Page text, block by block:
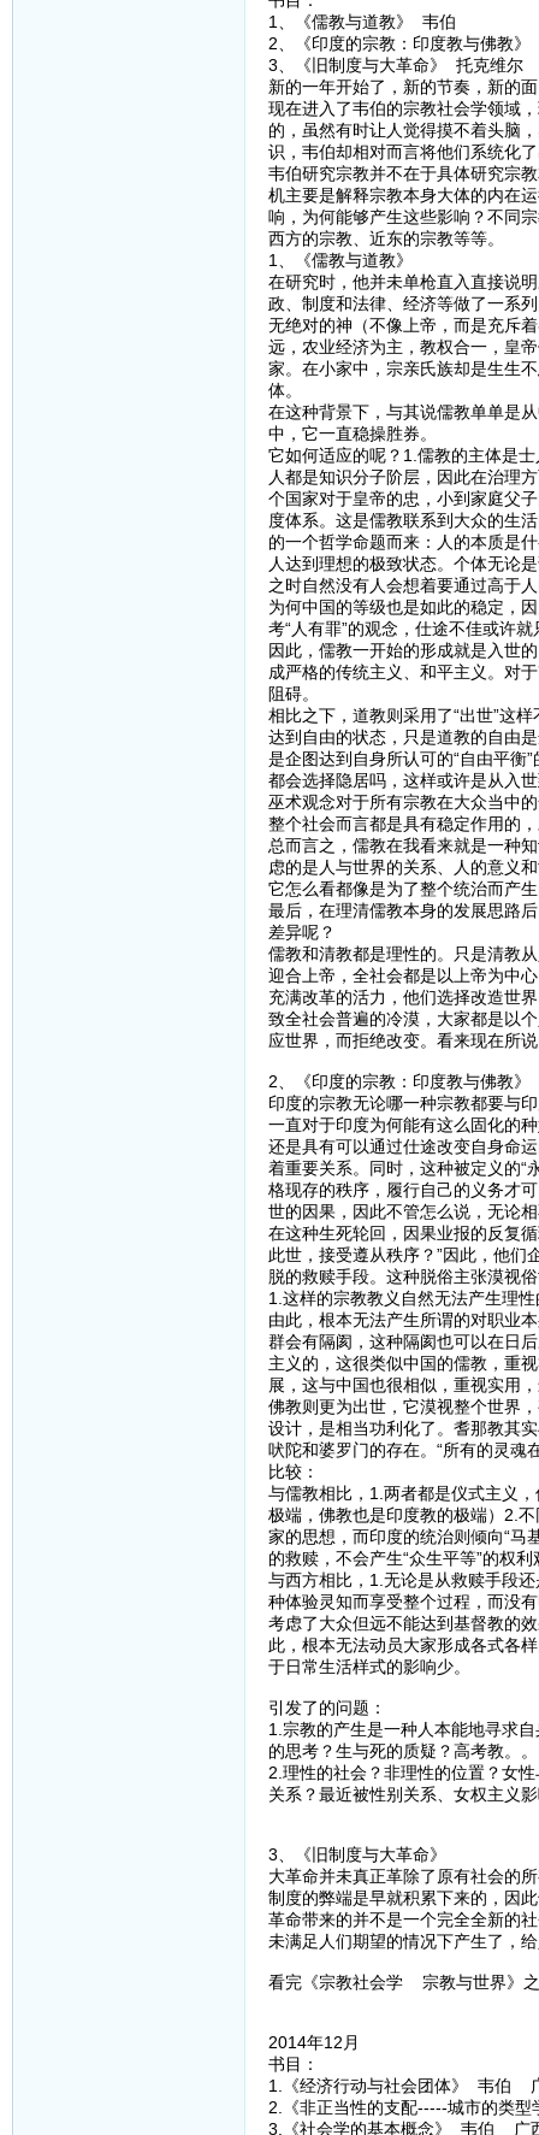
1、《儒教与道教》 韦伯
2、《印度的宗教：印度教与佛教》
3、《旧制度与大革命》 托克维尔
新的一年开始了，新的节奏，新的
现在进入了韦伯的宗教社会学领域
的，虽然有时让人觉得摸不着头脑
识，韦伯却相对而言将他们系统化
韦伯研究宗教并不在于具体研究宗
机主要是解释宗教本身大体的内在
响，为何能够产生这些影响？不同
西方的宗教、近东的宗教等等。
1、《儒教与道教》
在研究时，他并未单枪直入直接说
政、制度和法律、经济等做了一系
无绝对的神（不像上帝，而是充斥
远，农业经济为主，教权合一，皇
家。在小家中，宗亲氏族却是生生
体。
在这种背景下，与其说儒教单单是
中，它一直稳操胜券。
它如何适应的呢？1.儒教的主体是
人都是知识分子阶层，因此在治理
个国家对于皇帝的忠，小到家庭父
度体系。这是儒教联系到大众的生
的一个哲学命题而来：人的本质是
人达到理想的极致状态。个体无论
之时自然没有人会想着要通过高于
为何中国的等级也是如此的稳定，
考“人有罪”的观念，仕途不佳或许
因此，儒教一开始的形成就是入世
成严格的传统主义、和平主义。对
阻碍。
相比之下，道教则采用了“出世”这
达到自由的状态，只是道教的自由
是企图达到自身所认可的“自由平衡
都会选择隐居吗，这样或许是从入
巫术观念对于所有宗教在大众当中
整个社会而言都是具有稳定作用的
总而言之，儒教在我看来就是一种
虑的是人与世界的关系、人的意义
它怎么看都像是为了整个统治而产
最后，在理清儒教本身的发展思路
差异呢？
儒教和清教都是理性的。只是清教
迎合上帝，全社会都是以上帝为中
充满改革的活力，他们选择改造世
致全社会普遍的冷漠，大家都是以
应世界，而拒绝改变。看来现在所
2、《印度的宗教：印度教与佛教》
印度的宗教无论哪一种宗教都要与
一直对于印度为何能有这么固化的
还是具有可以通过仕途改变自身命
着重要关系。同时，这种被定义的“
格现存的秩序，履行自己的义务才
世的因果，因此不管怎么说，无论
在这种生死轮回，因果业报的反复
此世，接受遵从秩序？”因此，他
脱的救赎手段。这种脱俗主张漠视
1.这样的宗教教义自然无法产生理
由此，根本无法产生所谓的对职业
群会有隔阂，这种隔阂也可以在日
主义的，这很类似中国的儒教，重
展，这与中国也很相似，重视实用
佛教则更为出世，它漠视整个世界
设计，是相当功利化了。耆那教其
吠陀和婆罗门的存在。“所有的灵魂
比较：
与儒教相比，1.两者都是仪式主义
极端，佛教也是印度教的极端）2.
家的思想，而印度的统治则倾向“马
的救赎，不会产生“众生平等”的权
与西方相比，1.无论是从救赎手段
种体验灵知而享受整个过程，而没
考虑了大众但远不能达到基督教的
此，根本无法动员大家形成各式各
于日常生活样式的影响少。
引发了的问题：
1.宗教的产生是一种人本能地寻求
的思考？生与死的质疑？高考教。
2.理性的社会？非理性的位置？女
关系？最近被性别关系、女权主义
3、《旧制度与大革命》
大革命并未真正革除了原有社会的
制度的弊端是早就积累下来的，因
革命带来的并不是一个完全全新的
未满足人们期望的情况下产生了，
看完《宗教社会学 宗教与世界》
2014年12月
书目：
1.《经济行动与社会团体》 韦伯
2.《非正当性的支配-----城市的类
3.《社会学的基本概念》 韦伯 广